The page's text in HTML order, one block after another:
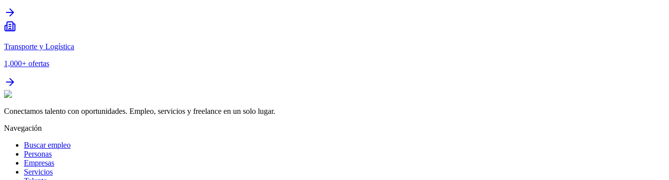
Transporte y Logística
1,000+ ofertas
Conectamos talento con oportunidades. Empleo, servicios y freelance en un solo lugar.
Navegación
Buscar empleo
Personas
Empresas
Servicios